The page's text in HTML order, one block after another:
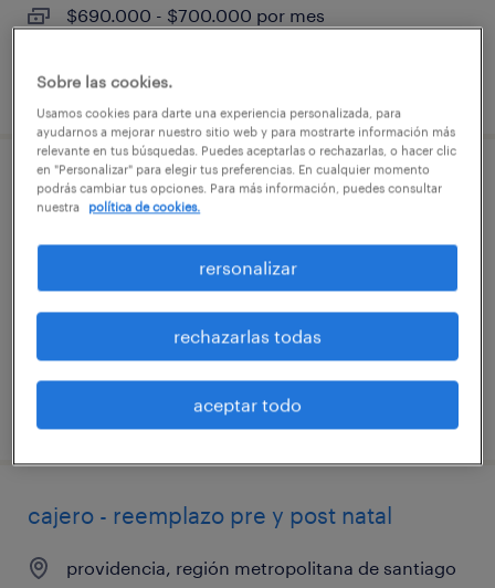
$690.000 - $700.000 por mes
publicado el 28 julio 2026
reponedor solo domingos por horas
la reina, región metropolitana de santiago
tiempo completo
$3.500 - $3.600 por mes
publicado el 29 julio 2026
cajero - reemplazo pre y post natal
providencia, región metropolitana de santiago
Sobre las cookies.
Usamos cookies para darte una experiencia personalizada, para
ayudarnos a mejorar nuestro sitio web y para mostrarte información más
relevante en tus búsquedas. Puedes aceptarlas o rechazarlas, o hacer clic
en "Personalizar" para elegir tus preferencias. En cualquier momento
podrás cambiar tus opciones. Para más información, puedes consultar
nuestra
política de cookies.
rersonalizar
rechazarlas todas
aceptar todo